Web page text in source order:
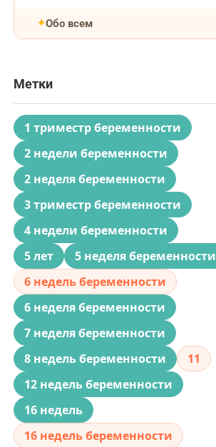
Обо всем
Метки
1 триместр беременности
2 недели беременности
2 неделя беременности
3 триместр беременности
4 недели беременности
5 лет
5 неделя беременности
6 недель беременности
6 неделя беременности
7 неделя беременности
8 недель беременности
11
12 недель беременности
16 недель
16 недель беременности